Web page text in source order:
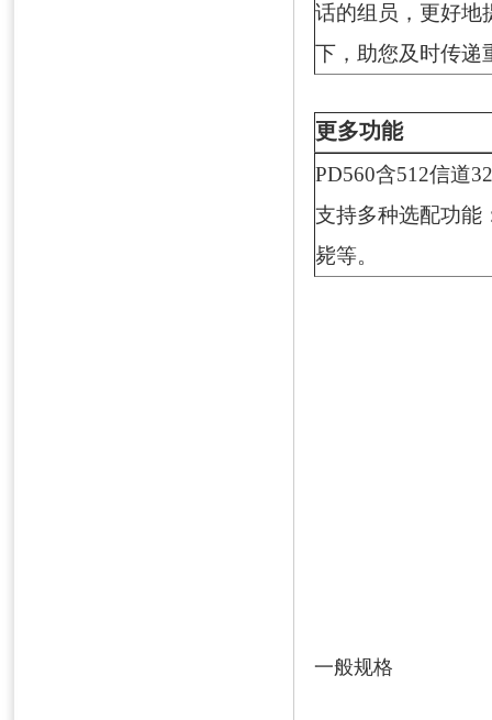
话的组员，更好地
下，助您及时传递
更多功能
PD560含512信道
支持多种选配功能
毙等。
一般规格